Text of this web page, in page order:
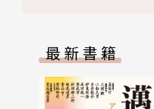
最新書籍